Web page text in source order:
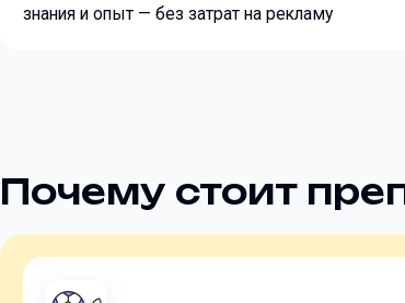
знания и опыт — без затрат на рекламу
Почему стоит